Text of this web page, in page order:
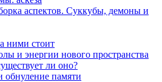
аспектов. Суккубы, демоны и
ними стоит
и энергии нового пространства
ли оно?
памяти